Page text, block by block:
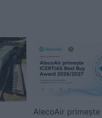
AlecoAir primește